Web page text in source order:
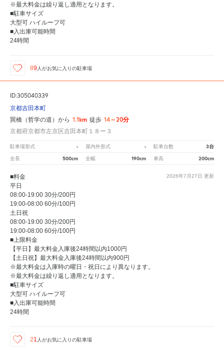
※最大料金は繰り返し適用となります。
■駐車サイズ
大型可 ハイルーフ可
■入出庫可能時間
24時間
89 人がお気に入りの駐車場
ID:305040339
京都吉田本町
巽橋（哲学の道）から 1.1km 徒歩 14～20分
京都府京都市左京区吉田本町１８ー３
駐車場形式 - 屋内外形式 - 駐車台数 3台
全長 500cm 全幅 190cm 車高 200cm
2026年7月27日 更新
■料金
平日
08:00-19:00 30分/200円
19:00-08:00 60分/100円
土日祝
08:00-19:00 30分/200円
19:00-08:00 60分/100円
■上限料金
【平日】最大料金入庫後24時間以内1000円
【土日祝】最大料金入庫後24時間以内900円
※最大料金は入庫時の曜日・祝日により異なります。
※最大料金は繰り返し適用となります。
■駐車サイズ
大型可 ハイルーフ可
■入出庫可能時間
24時間
21 人がお気に入りの駐車場